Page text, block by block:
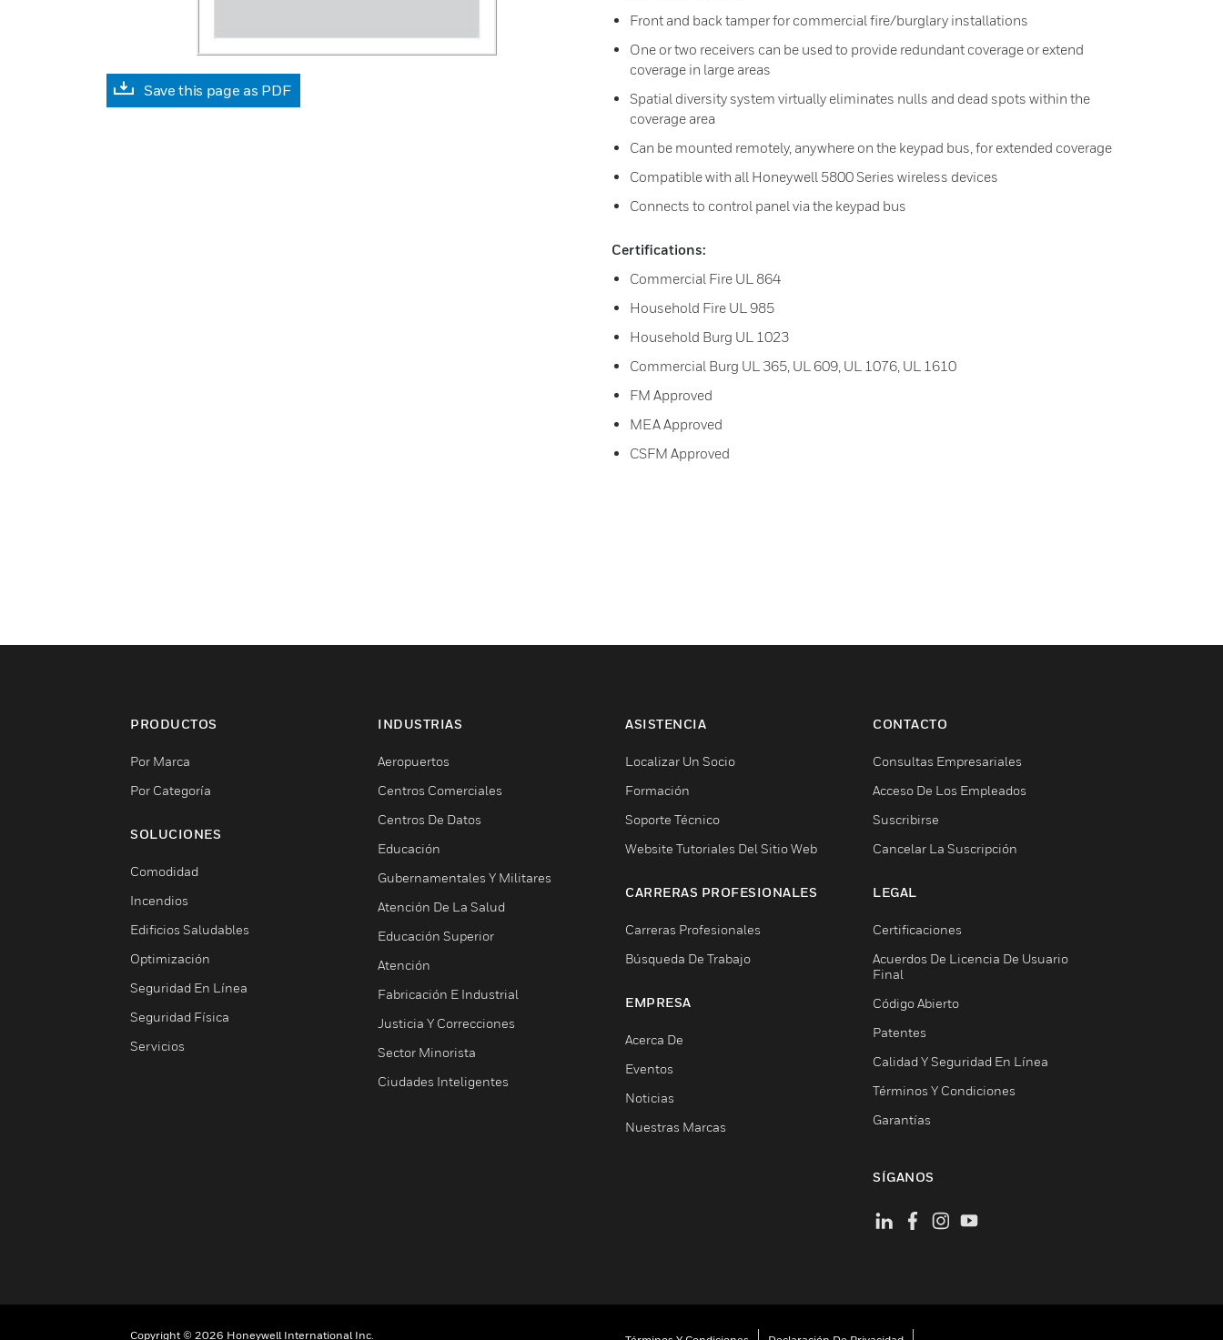
Save this page as PDF
Front and back tamper for commercial fire/burglary installations
One or two receivers can be used to provide redundant coverage or extend
coverage in large areas
Spatial diversity system virtually eliminates nulls and dead spots within the
coverage area
Can be mounted remotely, anywhere on the keypad bus, for extended coverage
Compatible with all Honeywell 5800 Series wireless devices
Connects to control panel via the keypad bus
Certifications:
Commercial Fire UL 864
Household Fire UL 985
Household Burg UL 1023
Commercial Burg UL 365, UL 609, UL 1076, UL 1610
FM Approved
MEA Approved
CSFM Approved
PRODUCTOS
Por Marca
Por Categoría
SOLUCIONES
Comodidad
Incendios
Edificios Saludables
Optimización
Seguridad En Línea
Seguridad Física
Servicios
INDUSTRIAS
Aeropuertos
Centros Comerciales
Centros De Datos
Educación
Gubernamentales Y Militares
Atención De La Salud
Educación Superior
Atención
Fabricación E Industrial
Justicia Y Correcciones
Sector Minorista
Ciudades Inteligentes
ASISTENCIA
Localizar Un Socio
Formación
Soporte Técnico
Website Tutoriales Del Sitio Web
CARRERAS PROFESIONALES
Carreras Profesionales
Búsqueda De Trabajo
EMPRESA
Acerca De
Eventos
Noticias
Nuestras Marcas
CONTACTO
Consultas Empresariales
Acceso De Los Empleados
Suscribirse
Cancelar La Suscripción
LEGAL
Certificaciones
Acuerdos De Licencia De Usuario
Final
Código Abierto
Patentes
Calidad Y Seguridad En Línea
Términos Y Condiciones
Garantías
SÍGANOS
Copyright © 2026 Honeywell International Inc.